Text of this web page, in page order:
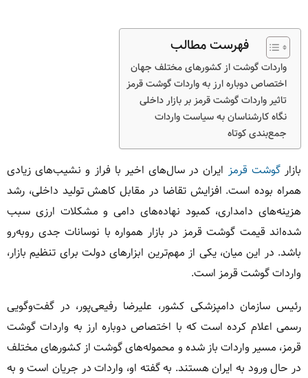
فهرست مطالب
واردات گوشت از کشورهای مختلف جهان
اختصاص دوباره ارز به واردات گوشت قرمز
تاثیر واردات گوشت قرمز بر بازار داخلی
نگاه کارشناسان به سیاست واردات
جمع‌بندی کوتاه
بازارگوشت قرمز ایران در سال‌های اخیر با فراز و نشیب‌های زیادی
همراه بوده است. افزایش تقاضا در مقابل کاهش تولید داخلی، رشد
هزینه‌های دامداری، کمبود نهاده‌های دامی و مشکلات ارزی سبب
شده‌اند قیمت گوشت قرمز در بازار همواره با نوسانات جدی روبه‌رو
باشد. در این میان، یکی از مهم‌ترین ابزارهای دولت برای تنظیم بازار،
واردات گوشت قرمز است.
رئیس سازمان دامپزشکی کشور، علیرضا رفیعی‌پور، در گفت‌وگویی
رسمی اعلام کرده است که با اختصاص دوباره ارز به واردات گوشت
قرمز، مسیر واردات باز شده و محموله‌های گوشت از کشورهای مختلف
در حال ورود به ایران هستند. به گفته او، واردات در جریان است و به